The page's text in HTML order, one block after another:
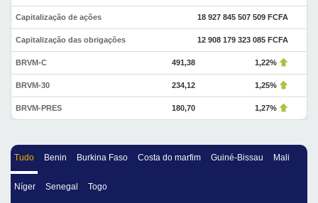
Capitalização de ações 18 927 845 507 509 FCFA
Capitalização das obrigações 12 908 179 323 085 FCFA
BRVM-C 491,38 1,22%
BRVM-30 234,12 1,25%
BRVM-PRES 180,70 1,27%
Tudo Benin Burkina Faso Costa do marfim Guiné-Bissau Mali
Níger Senegal Togo